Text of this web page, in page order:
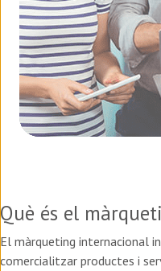
Què és el
El màrqueting internacional
comercialitzar productes i